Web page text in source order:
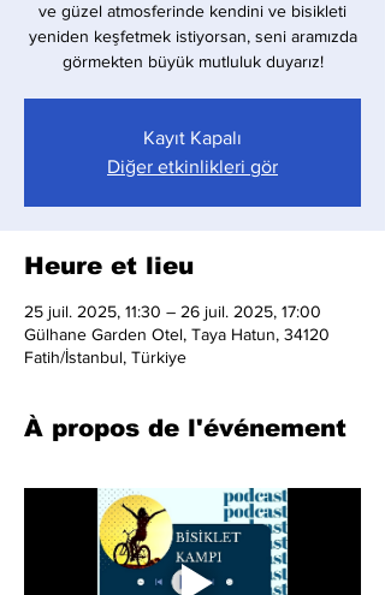
ve güzel atmosferinde kendini ve bisikleti
yeniden keşfetmek istiyorsan, seni aramızda
görmekten büyük mutluluk duyarız!
Kayıt Kapalı
Diğer etkinlikleri gör
Heure et lieu
25 juil. 2025, 11:30 – 26 juil. 2025, 17:00
Gülhane Garden Otel, Taya Hatun, 34120
Fatih/İstanbul, Türkiye
À propos de l'événement